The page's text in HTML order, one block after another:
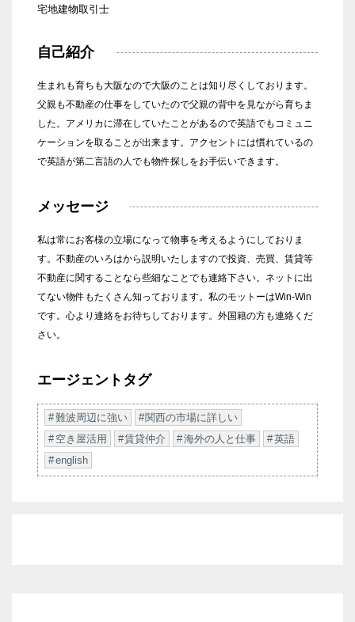
宅地建物取引士
自己紹介
生まれも育ちも大阪なので大阪のことは知り尽くしております。
父親も不動産の仕事をしていたので父親の背中を見ながら育ちま
した。アメリカに滞在していたことがあるので英語でもコミュニ
ケーションを取ることが出来ます。アクセントには慣れているの
で英語が第二言語の人でも物件探しをお手伝いできます。
メッセージ
私は常にお客様の立場になって物事を考えるようにしておりま
す。不動産のいろはから説明いたしますので投資、売買、賃貸等
不動産に関することなら些細なことでも連絡下さい。ネットに出
てない物件もたくさん知っております。私のモットーはWin-Win
です。心より連絡をお待ちしております。外国籍の方も連絡くだ
さい。
エージェントタグ
難波周辺に強い
関西の市場に詳しい
空き屋活用
賃貸仲介 海外の人と仕事
英語
english